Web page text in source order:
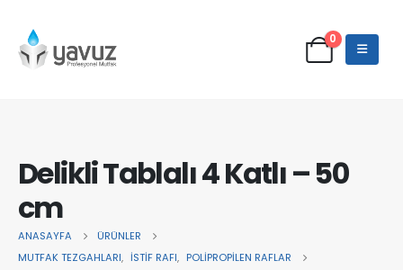
0
Delikli Tablalı 4 Katlı – 50
cm
ANASAYFA
ÜRÜNLER
MUTFAK TEZGAHLARI, İSTİF RAFI, POLİPROPİLEN RAFLAR